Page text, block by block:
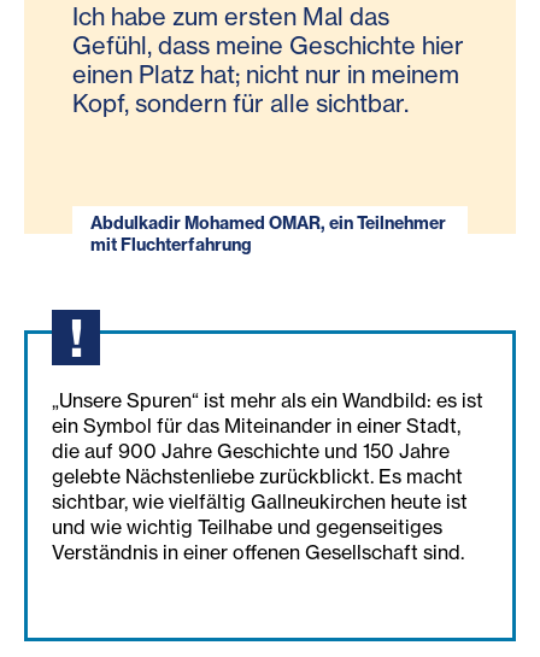
Ich habe zum ersten Mal das
Gefühl, dass meine Geschichte hier
einen Platz hat; nicht nur in meinem
Kopf, sondern für alle sichtbar.
Abdulkadir Mohamed OMAR, ein Teilnehmer
mit Fluchterfahrung
„Unsere Spuren“ ist mehr als ein Wandbild: es ist
ein Symbol für das Miteinander in einer Stadt,
die auf 900 Jahre Geschichte und 150 Jahre
gelebte Nächstenliebe zurückblickt. Es macht
sichtbar, wie vielfältig Gallneukirchen heute ist
und wie wichtig Teilhabe und gegenseitiges
Verständnis in einer offenen Gesellschaft sind.